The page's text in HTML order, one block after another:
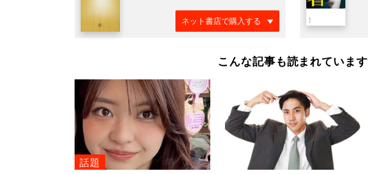
ネット書店で購入する
こんな記事も読まれています
話題